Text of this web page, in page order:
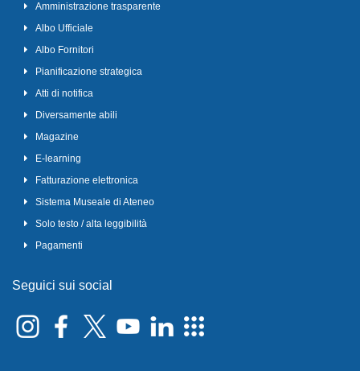
Amministrazione trasparente
Albo Ufficiale
Albo Fornitori
Pianificazione strategica
Atti di notifica
Diversamente abili
Magazine
E-learning
Fatturazione elettronica
Sistema Museale di Ateneo
Solo testo / alta leggibilità
Pagamenti
Seguici sui social